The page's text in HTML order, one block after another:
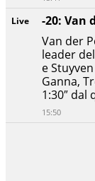
Live
-20: Van
Van der
leader
e
Ganna,
1:30″
15:50